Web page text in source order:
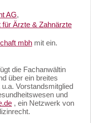
AG,
Ärzte & Zahnärzte
mbh mit ein.
die Fachanwältin
über ein breites
Vorstandsmitglied
und
, ein Netzwerk von